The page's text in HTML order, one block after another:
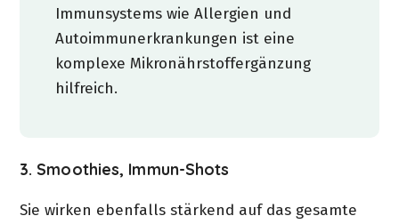
Immunsystems wie Allergien und
Autoimmunerkrankungen ist eine
komplexe Mikronährstoffergänzung
hilfreich.
3. Smoothies, Immun-Shots
Sie wirken ebenfalls stärkend auf das gesamte